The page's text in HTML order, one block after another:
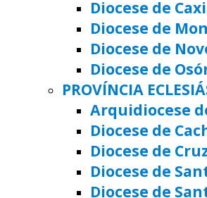
Diocese de
Diocese de
Diocese de
Diocese de
PROVÍNCIA
Arquidiocese
Diocese de
Diocese de
Diocese de
Diocese de